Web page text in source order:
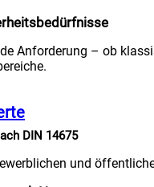
Anforderung – ob
DIN 14675
und